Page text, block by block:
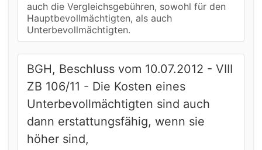
auch die Vergleichsgebühren, sowohl für den
Hauptbevollmächtigten, als auch
Unterbevollmächtigten.
BGH, Beschluss vom 10.07.2012 - VIII
ZB 106/11 - Die Kosten eines
Unterbevollmächtigten sind auch
dann erstattungsfähig, wenn sie
höher sind,